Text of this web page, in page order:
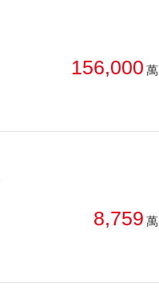
每坪單價: 低 → 高
156,000 萬
8,759 萬